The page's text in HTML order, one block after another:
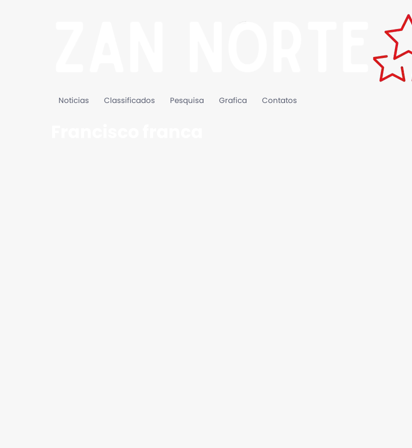
Noticias Classificados Pesquisa Grafica Contatos